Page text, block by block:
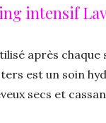
intensif
après chaque
est un soin
secs et